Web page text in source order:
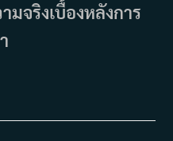
จริงเบื้องหลังการ